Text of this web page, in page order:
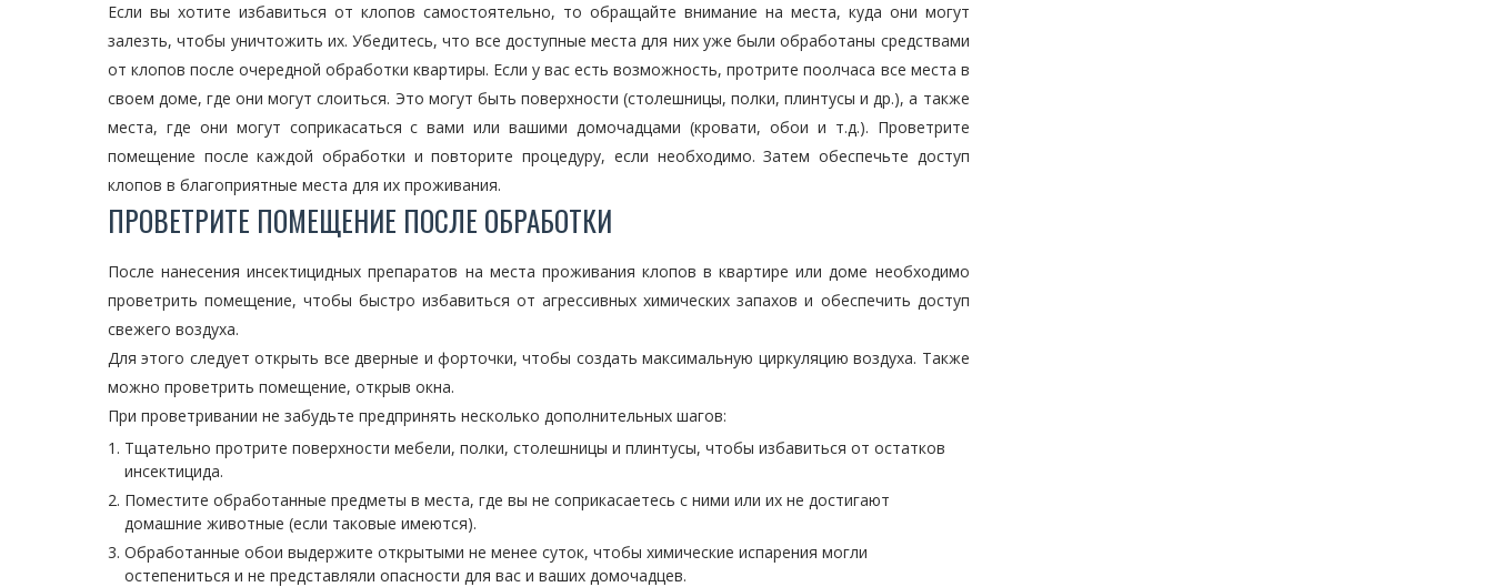
Если вы хотите избавиться от клопов самостоятельно, то обращайте внимание на места, куда они могут
залезть, чтобы уничтожить их. Убедитесь, что все доступные места для них уже были обработаны средствами
от клопов после очередной обработки квартиры. Если у вас есть возможность, протрите поолчаса все места в
своем доме, где они могут слоиться. Это могут быть поверхности (столешницы, полки, плинтусы и др.), а также
места, где они могут соприкасаться с вами или вашими домочадцами (кровати, обои и т.д.). Проветрите
помещение после каждой обработки и повторите процедуру, если необходимо. Затем обеспечьте доступ
клопов в благоприятные места для их проживания.
ПРОВЕТРИТЕ ПОМЕЩЕНИЕ ПОСЛЕ ОБРАБОТКИ
После нанесения инсектицидных препаратов на места проживания клопов в квартире или доме необходимо
проветрить помещение, чтобы быстро избавиться от агрессивных химических запахов и обеспечить доступ
свежего воздуха.
Для этого следует открыть все дверные и форточки, чтобы создать максимальную циркуляцию воздуха. Также
можно проветрить помещение, открыв окна.
При проветривании не забудьте предпринять несколько дополнительных шагов:
Тщательно протрите поверхности мебели, полки, столешницы и плинтусы, чтобы избавиться от остатков
инсектицида.
Поместите обработанные предметы в места, где вы не соприкасаетесь с ними или их не достигают
домашние животные (если таковые имеются).
Обработанные обои выдержите открытыми не менее суток, чтобы химические испарения могли
остепениться и не представляли опасности для вас и ваших домочадцев.